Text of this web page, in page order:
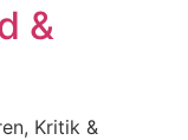
&
Kritik &